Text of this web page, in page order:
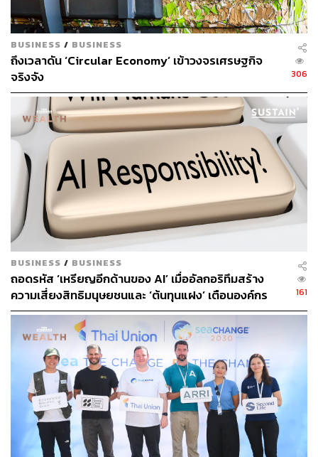
BUSINESS / BUSINESS
ถึงเวลาดัน ‘Circular Economy’ เข้าวงจรเศรษฐกิจ
จริงจัง
306
BUSINESS / BUSINESS
ถอดรหัส ‘เหรียญอีกด้านของ AI’ เมื่ออัลกอริทึมสร้าง
ความเสี่ยงสิทธิมนุษยชนและ ‘ต้นทุนแฝง’ เตือนองค์กร
ระวังกับดักอคติเชิงระบบ ก่อนกระทบมูลค่าแบรนด์ระยะ
ยาว
161